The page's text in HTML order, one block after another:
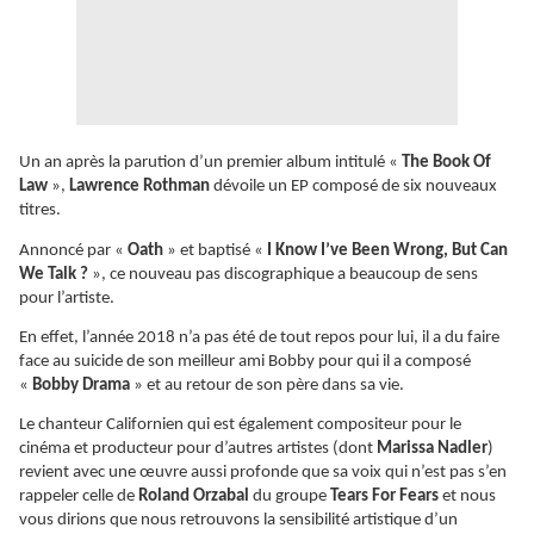
Un an après la parution d’un premier album intitulé « The Book Of
Law », Lawrence Rothman dévoile un EP composé de six nouveaux
titres.
Annoncé par « Oath » et baptisé «
I Know I’ve Been Wrong, But Can
We Talk ? », ce nouveau pas discographique a beaucoup de sens
pour l’artiste.
En effet, l’année 2018 n’a pas été de tout repos pour lui, il a du faire
face au suicide de son meilleur ami Bobby pour qui il a composé
« Bobby Drama » et au retour de son père dans sa vie.
Le chanteur Californien qui est également compositeur pour le
cinéma et producteur pour d’autres artistes (dont Marissa Nadler)
revient avec une œuvre aussi profonde que sa voix qui n’est pas s’en
rappeler celle de Roland Orzabal du groupe Tears For Fears et nous
vous dirions que nous retrouvons la sensibilité artistique d’un